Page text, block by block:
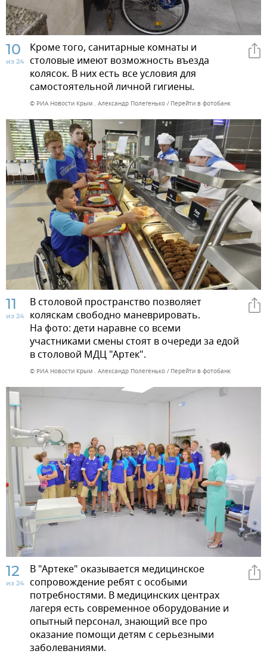
10
из 24
Кроме того, санитарные комнаты и
столовые имеют возможность въезда
колясок. В них есть все условия для
самостоятельной личной гигиены.
© РИА Новости Крым . Александр Полегенько Перейти в фотобанк
11
из 24
В столовой пространство позволяет
коляскам свободно маневрировать.
На фото: дети наравне со всеми
участниками смены стоят в очереди за едой
в столовой МДЦ "Артек".
© РИА Новости Крым . Александр Полегенько Перейти в фотобанк
12
из 24
В "Артеке" оказывается медицинское
сопровождение ребят с особыми
потребностями. В медицинских центрах
лагеря есть современное оборудование и
опытный персонал, знающий все про
оказание помощи детям с серьезными
заболеваниями.